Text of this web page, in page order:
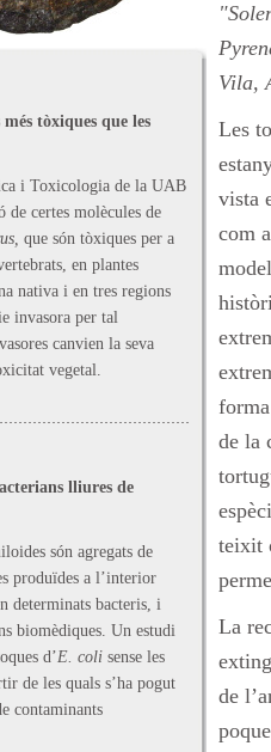
tòxiques que les
i Toxicologia de la UAB
de certes molècules de
que són tòxiques per a
en plantes
nativa i en tres regions
invasora per tal
canvien la seva
vegetal.
lliures de
són agregats de
produïdes a l’interior
determinats bacteris, i
biomèdiques. Un estudi
d’E. coli sense les
de les quals s’ha pogut
contaminants
Vila,
Les
vista
com
de la
teixit
La
de